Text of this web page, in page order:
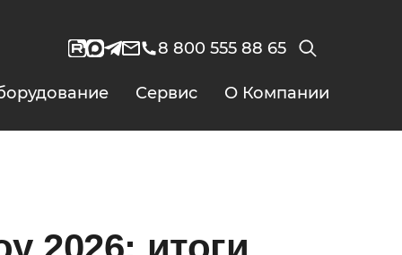
8 800 555 88 65
Сервис О Компании